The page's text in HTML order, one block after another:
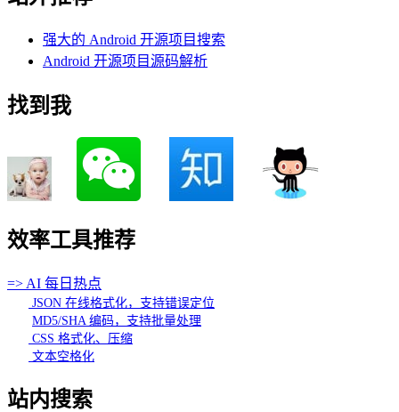
强大的 Android 开源项目搜索
Android 开源项目源码解析
找到我
效率工具推荐
=> AI 每日热点
JSON 在线格式化，支持错误定位
MD5/SHA 编码，支持批量处理
CSS 格式化、压缩
文本空格化
站内搜索